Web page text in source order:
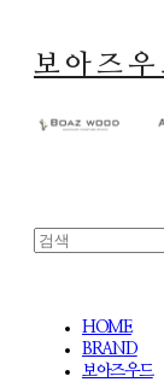
보아즈
HOME
BRAND
보아즈우드